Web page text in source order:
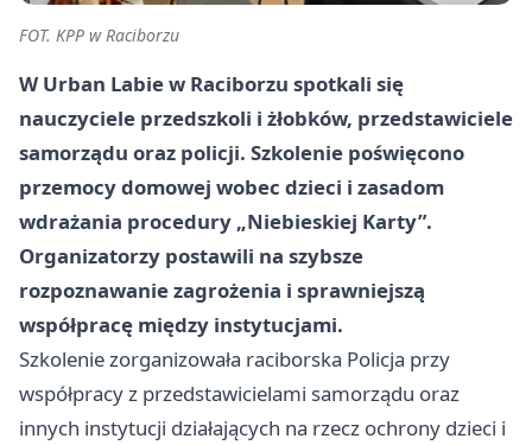
FOT. KPP w Raciborzu
W Urban Labie w Raciborzu spotkali się
nauczyciele przedszkoli i żłobków, przedstawiciele
samorządu oraz policji. Szkolenie poświęcono
przemocy domowej wobec dzieci i zasadom
wdrażania procedury „Niebieskiej Karty”.
Organizatorzy postawili na szybsze
rozpoznawanie zagrożenia i sprawniejszą
współpracę między instytucjami.
Szkolenie zorganizowała raciborska Policja przy
współpracy z przedstawicielami samorządu oraz
innych instytucji działających na rzecz ochrony dzieci i